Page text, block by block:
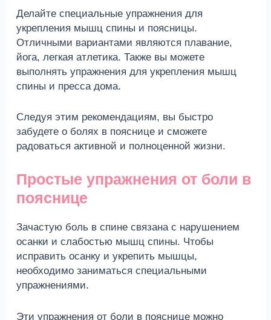
Делайте специальные упражнения для
укрепления мышц спины и поясницы.
Отличными вариантами являются плавание,
йога, легкая атлетика. Также вы можете
выполнять упражнения для укрепления мышц
спины и пресса дома.
Следуя этим рекомендациям, вы быстро
забудете о болях в пояснице и сможете
радоваться активной и полноценной жизни.
Простые упражнения от боли в
пояснице
Зачастую боль в спине связана с нарушением
осанки и слабостью мышц спины. Чтобы
исправить осанку и укрепить мышцы,
необходимо заниматься специальными
упражнениями.
Эти упражнения от боли в пояснице можно